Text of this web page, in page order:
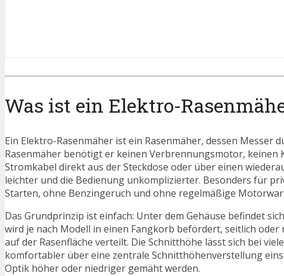
Was ist ein Elektro-
Ein Elektro-Rasenmäher ist ein Rasenmäher, dessen
Rasenmäher benötigt er keinen Verbrennungsmotor,
Stromkabel direkt aus der Steckdose oder über einen
leichter und die Bedienung unkomplizierter. Besonders für
Starten, ohne Benzingeruch und ohne regelmäßige
Das Grundprinzip ist einfach: Unter dem Gehäuse befindet
wird je nach Modell in einen Fangkorb befördert, seitlich
auf der Rasenfläche verteilt. Die Schnitthöhe lässt sich bei
komfortabler über eine zentrale Schnitthöhenverstellung
Optik höher oder niedriger gemäht werden.